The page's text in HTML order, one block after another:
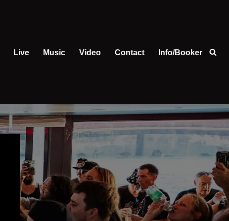
Live Music Video Contact Info/Booker